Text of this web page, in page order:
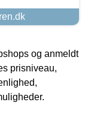
og anmeldt
prisniveau,